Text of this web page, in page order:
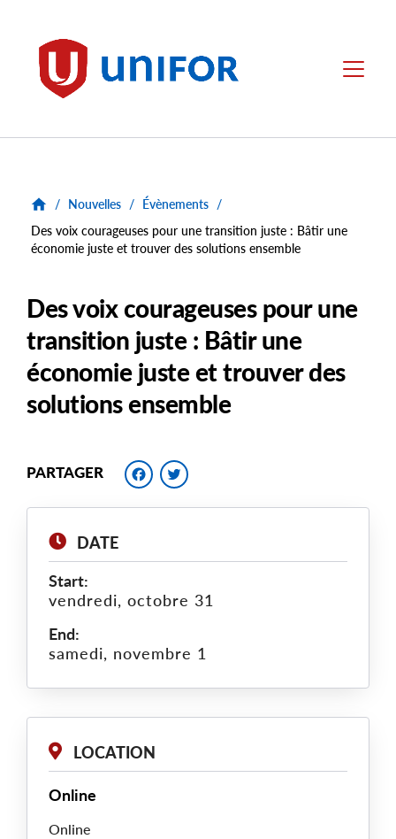
Unifor Menu
/ Nouvelles / Évènements /
Des voix courageuses pour une transition juste : Bâtir une
économie juste et trouver des solutions ensemble
Des voix courageuses pour une
transition juste : Bâtir une
économie juste et trouver des
solutions ensemble
PARTAGER Facebook
DATE
Start:
vendredi, octobre 31
End:
samedi, novembre 1
LOCATION
Online
Online